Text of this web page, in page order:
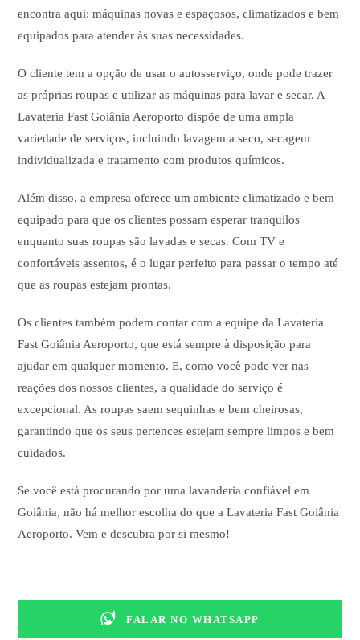
encontra aqui: máquinas novas e espaçosos, climatizados e bem
equipados para atender às suas necessidades.
O cliente tem a opção de usar o autosserviço, onde pode trazer
as próprias roupas e utilizar as máquinas para lavar e secar. A
Lavateria Fast Goiânia Aeroporto dispõe de uma ampla
variedade de serviços, incluindo lavagem a seco, secagem
individualizada e tratamento com produtos químicos.
Além disso, a empresa oferece um ambiente climatizado e bem
equipado para que os clientes possam esperar tranquilos
enquanto suas roupas são lavadas e secas. Com TV e
confortáveis assentos, é o lugar perfeito para passar o tempo até
que as roupas estejam prontas.
Os clientes também podem contar com a equipe da Lavateria
Fast Goiânia Aeroporto, que está sempre à disposição para
ajudar em qualquer momento. E, como você pode ver nas
reações dos nossos clientes, a qualidade do serviço é
excepcional. As roupas saem sequinhas e bem cheirosas,
garantindo que os seus pertences estejam sempre limpos e bem
cuidados.
Se você está procurando por uma lavanderia confiável em
Goiânia, não há melhor escolha do que a Lavateria Fast Goiânia
Aeroporto. Vem e descubra por si mesmo!
FALAR NO WHATSAPP